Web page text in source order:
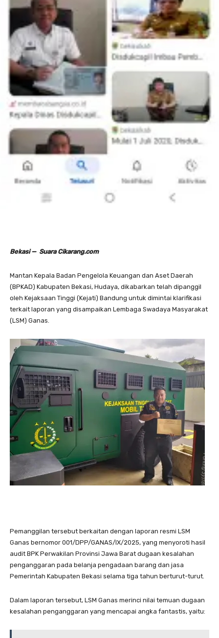
Bekasi — Suara Cikarang.com
Mantan Kepala Badan Pengelola Keuangan dan Aset Daerah
(BPKAD) Kabupaten Bekasi, Hudaya, dikabarkan telah dipanggil
oleh Kejaksaan Tinggi (Kejati) Bandung untuk dimintai klarifikasi
terkait laporan yang disampaikan Lembaga Swadaya Masyarakat
(LSM) Ganas.
Pemanggilan tersebut berkaitan dengan laporan resmi LSM
Ganas bernomor 001/DPP/GANAS/IX/2025, yang menyoroti hasil
audit BPK Perwakilan Provinsi Jawa Barat dugaan kesalahan
penganggaran pada belanja pengadaan barang dan jasa
Pemerintah Kabupaten Bekasi selama tiga tahun berturut-turut.
Dalam laporan tersebut, LSM Ganas merinci nilai temuan dugaan
kesalahan penganggaran yang mencapai angka fantastis, yaitu: